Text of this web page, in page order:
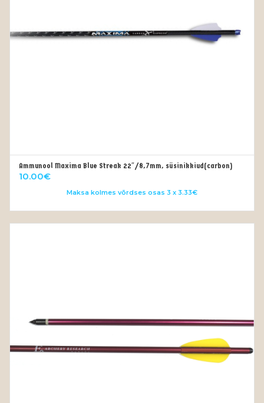
LISA KORVI
Ammunool Maxima Blue Streak 22″/8,7mm, süsinikkiud(carbon)
10.00€
Maksa kolmes võrdses osas 3 x 3.33€